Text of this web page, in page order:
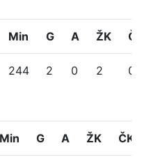
Min G A ŽK
244 2 0 2 0
Min G A ŽK ČK